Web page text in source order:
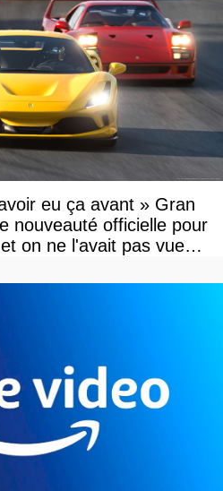
eu ça avant » Gran
nouveauté officielle pour
on ne l'avait pas vue